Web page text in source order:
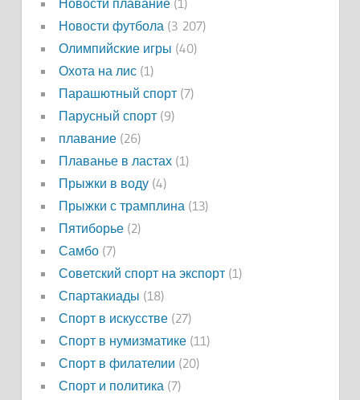
Новости плавание(1)
Новости футбола(3 207)
Олимпийские игры (40)
Охота на лис(1)
Парашютный спорт(7)
Парусный спорт(9)
плавание(26)
Плаванье в ластах(1)
Прыжки в воду(4)
Прыжки с трамплина(13)
Пятиборье(2)
Самбо(7)
Советский спорт на экспорт(1)
Спартакиады (18)
Спорт в искусстве(27)
Спорт в нумизматике(11)
Спорт в филателии (20)
Спорт и политика(7)